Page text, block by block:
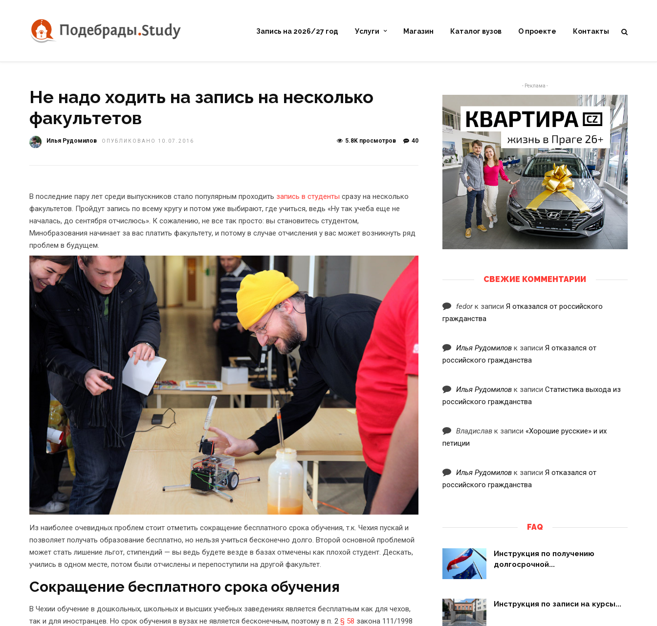
Запись на 2026/27 год Услуги Магазин Каталог вузов О проекте Контакты
Не надо ходить на запись на несколько
факультетов
Илья Рудомилов ОПУБЛИКОВАНО 10.07.2016 40
5.8K просмотров
В последние пару лет среди выпускников стало популярным проходить запись в студенты сразу на несколько
факультетов. Пройдут запись по всему кругу и потом уже выбирают, где учиться, ведь «Ну так учеба еще не
началась, до сентября отчислюсь». К сожалению, не все так просто: вы становитесь студентом,
Минобразования начинает за вас платить факультету, и потому в случае отчисления у вас может возникнуть ряд
проблем в будущем.
Из наиболее очевидных проблем стоит отметить сокращение бесплатного срока обучения, т.к. Чехия пускай и
позволяет получать образование бесплатно, но нельзя учиться бесконечно долго. Второй основной проблемой
может стать лишение льгот, стипендий — вы ведь будете везде в базах отмечены как плохой студент. Дескать,
учились в одном месте, потом были отчислены и перепоступили на другой факультет.
Сокращение бесплатного срока обучения
В Чехии обучение в дошкольных, школьных и высших учебных заведениях является бесплатным как для чехов,
так и для иностранцев. Но срок обучения в вузах не является бесконечным, поэтому в п. 2 § 58 закона 111/1998
- Реклама -
СВЕЖИЕ КОММЕНТАРИИ
fedorк записи Я отказался от российского
гражданства
Илья Рудомиловк записи Я отказался от
российского гражданства
Илья Рудомиловк записи Статистика выхода из
российского гражданства
Владиславк записи «Хорошие русские» и их
петиции
Илья Рудомиловк записи Я отказался от
российского гражданства
FAQ
Инструкция по получению
долгосрочной...
Инструкция по записи на курсы...